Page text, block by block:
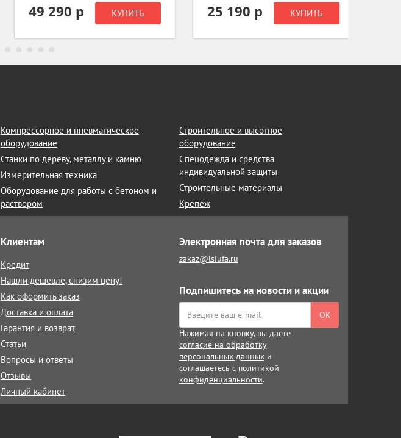
49 290 р КУПИТЬ 25 190 р КУПИТЬ
Компрессорное и пневматическое
оборудование
Станки по дереву, металлу и камню
Измерительная техника
Оборудование для работы с бетоном и
раствором
Строительное и высотное
оборудование
Спецодежда и средства
индивидуальной защиты
Строительные материалы
Крепёж
Клиентам
Кредит
Нашли дешевле, снизим цену!
Как оформить заказ
Доставка и оплата
Гарантия и возврат
Статьи
Вопросы и ответы
Отзывы
Личный кабинет
Электронная почта для заказов
zakaz@lsiufa.ru
Подпишитесь на новости и акции
ОК
Нажимая на кнопку, вы даёте
согласие на обработку
персональных данныхи
соглашаетесь с политикой
конфиденциальности.